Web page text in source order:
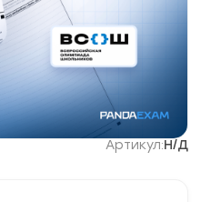
Артикул:Н/Д